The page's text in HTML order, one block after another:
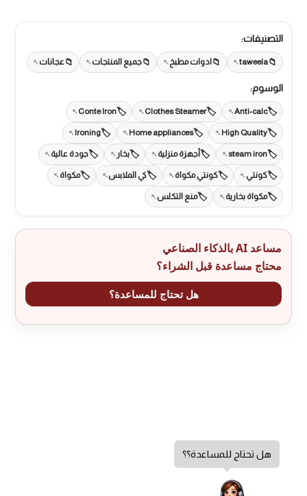
التصنيفات:
taweela ادوات مطبخ جميع المنتجات عجانات
الوسوم:
Anti-calc
Clothes Steamer
Conte Iron
High Quality
Home appliances
Ironing
steam iron أجهزة منزلية بخار جودة عالية
كونتي كونتي مكواة كي الملابس مكواة
مكواة بخارية منع التكلس
مساعد AI بالذكاء الصناعي
محتاج مساعدة قبل الشراء؟
هل تحتاج للمساعدة؟
هل تحتاج للمساعدة؟؟